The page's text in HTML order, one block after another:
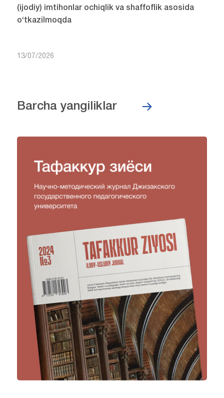
(ijodiy) imtihonlar ochiqlik va shaffoflik asosida
o‘tkazilmoqda
13/07/2026
Barcha yangiliklar